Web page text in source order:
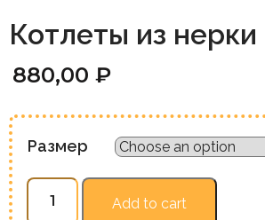
Котлеты из нерки
880,00 ₽
Размер
Котлеты
Add to cart